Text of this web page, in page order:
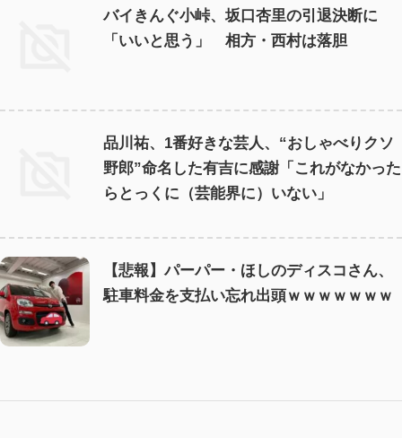
バイきんぐ小峠、坂口杏里の引退決断に
「いいと思う」 相方・西村は落胆
品川祐、1番好きな芸人、“おしゃべりクソ
野郎”命名した有吉に感謝「これがなかった
らとっくに（芸能界に）いない」
【悲報】パーパー・ほしのディスコさん、
駐車料金を支払い忘れ出頭ｗｗｗｗｗｗｗ